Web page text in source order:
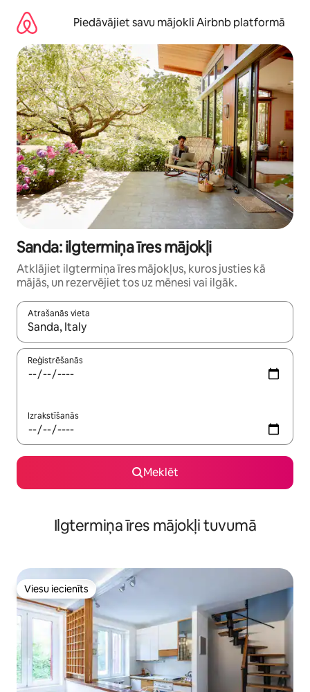
saturu
Piedāvājiet savu mājokli Airbnb platformā
Sanda: ilgtermiņa īres mājokļi
Atklājiet ilgtermiņa īres mājokļus, kuros justies kā
mājās, un rezervējiet tos uz mēnesi vai ilgāk.
Atrašanās vieta
Kad rezultāti kļūs pieejami, izmantojiet bultiņu uz augšu un
Reģistrēšanās
Izrakstīšanās
Meklēt
Ilgtermiņa īres mājokļi tuvumā
Viesu iecienīts
Viesu iecienīts